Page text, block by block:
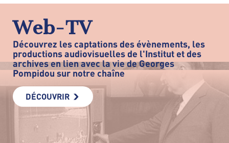
Web-TV
Découvrez les captations des évènements, les
productions audiovisuelles de l'Institut et des
archives en lien avec la vie de Georges
Pompidou sur notre chaîne
DÉCOUVRIR